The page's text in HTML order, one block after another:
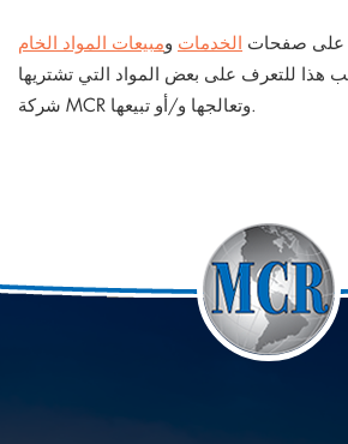
على صفحات الخدمات ومبيعات المواد الخام
هذا للتعرف على بعض المواد التي تشتريها
شركة MCR وتعالجها و/أو تبيعها.